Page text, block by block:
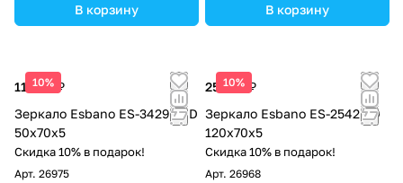
В корзину В корзину
10%
11 560 ₽
Зеркало Esbano ES-3429 FRD
50х70х5
Скидка 10% в подарок!
Арт. 26975
10%
25 160 ₽
Зеркало Esbano ES-2542 YD
120х70х5
Скидка 10% в подарок!
Арт. 26968